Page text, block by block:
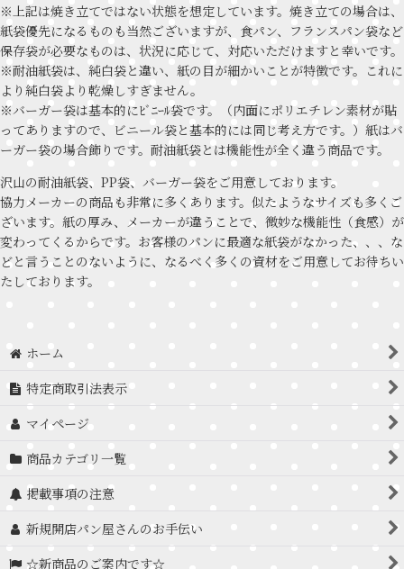
※上記は焼き立てではない状態を想定しています。焼き立ての場合は、
紙袋優先になるものも当然ございますが、食パン、フランスパン袋など
保存袋が必要なものは、状況に応じて、対応いただけますと幸いです。
※耐油紙袋は、純白袋と違い、紙の目が細かいことが特徴です。これに
より純白袋より乾燥しすぎません。
※バーガー袋は基本的にﾋﾞﾆｰﾙ袋です。（内面にポリエチレン素材が貼
ってありますので、ビニール袋と基本的には同じ考え方です。）紙はバ
ーガー袋の場合飾りです。耐油紙袋とは機能性が全く違う商品です。
沢山の耐油紙袋、PP袋、バーガー袋をご用意しております。
協力メーカーの商品も非常に多くあります。似たようなサイズも多くご
ざいます。紙の厚み、メーカーが違うことで、微妙な機能性（食感）が
変わってくるからです。お客様のパンに最適な紙袋がなかった、、、な
どと言うことのないように、なるべく多くの資材をご用意してお待ちい
たしております。
ホーム
特定商取引法表示
マイページ
商品カテゴリ一覧
掲載事項の注意
新規開店パン屋さんのお手伝い
☆新商品のご案内です☆